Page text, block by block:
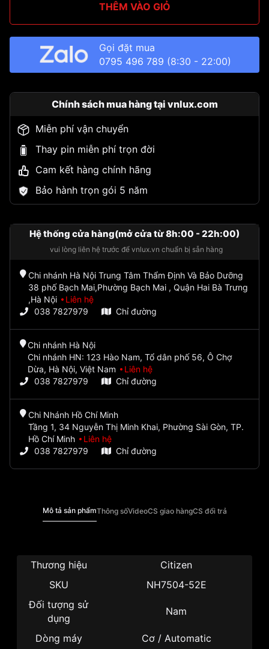
THÊM VÀO GIỎ
Gọi đặt mua
0795 496 789 (8:30 - 22:00)
Chính sách mua hàng tại vnlux.com
Miễn phí vận chuyển
Thay pin miễn phí trọn đời
Cam kết hàng chính hãng
Bảo hành trọn gói 5 năm
Hệ thống cửa hàng(mở cửa từ 8h:00 - 22h:00)
vui lòng liên hệ trước để vnlux.vn chuẩn bị sẵn hàng
Chi nhánh Hà Nội Trung Tâm Thẩm Định Và Bảo Dưỡng
38 phố Bạch Mai,Phường Bạch Mai , Quận Hai Bà Trưng
,Hà Nội
Liên hệ
038 7827979
Chỉ đường
Chi nhánh Hà Nội
Chi nhánh HN: 123 Hào Nam, Tổ dân phố 56, Ô Chợ
Dừa, Hà Nội, Việt Nam
Liên hệ
038 7827979
Chỉ đường
Chi Nhánh Hồ Chí Minh
Tầng 1, 34 Nguyễn Thị Minh Khai, Phường Sài Gòn, TP.
Hồ Chí Minh
Liên hệ
038 7827979
Chỉ đường
Mô tả sản phẩmThông sốVideoCS giao hàngCS đổi trả
Thương hiệu
Citizen
SKU
NH7504-52E
Đối tượng sử
dụng
Nam
Dòng máy Cơ / Automatic